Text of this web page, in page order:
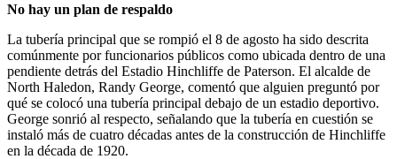
No hay un plan de respaldo
La tubería principal que se rompió el 8 de agosto ha sido descrita
comúnmente por funcionarios públicos como ubicada dentro de una
pendiente detrás del Estadio Hinchliffe de Paterson. El alcalde de
North Haledon, Randy George, comentó que alguien preguntó por
qué se colocó una tubería principal debajo de un estadio deportivo.
George sonrió al respecto, señalando que la tubería en cuestión se
instaló más de cuatro décadas antes de la construcción de Hinchliffe
en la década de 1920.